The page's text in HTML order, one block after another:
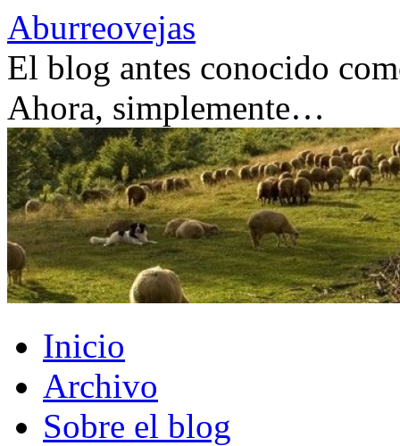
Saltar
al
contenido
Aburreovejas
El blog antes conocido
Ahora, simplemente…
Inicio
Archivo
Sobre el blog